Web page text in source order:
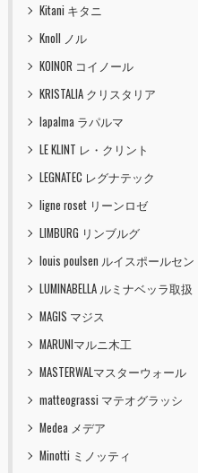
Kitani キタニ
Knoll ノル
KOINOR コイノール
KRISTALIA クリスタリア
lapalma ラパルマ
LE KLINT レ・クリント
LEGNATEC レグナテック
ligne roset リーンロゼ
LIMBURG リンブルグ
louis poulsen ルイスポールセン
LUMINABELLA ルミナベッラ取扱
MAGIS マジス
MARUNIマルニ木工
MASTERWALマスターウォール
matteograssi マテオグラッシ
Medea メデア
Minotti ミノッティ